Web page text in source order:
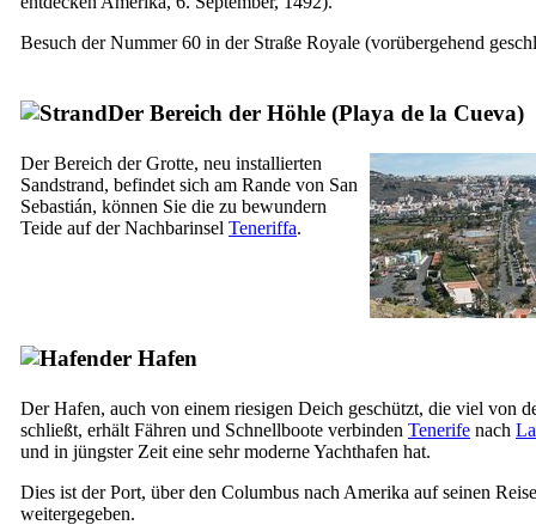
Besuch der Nummer 60 in der Straße Royale (vorübergehend
Der Bereich der Höhle (Playa de la Cueva)
Der Bereich der Grotte, neu installierten
Sandstrand, befindet sich am Rande von San
Sebastián, können Sie die zu bewundern
Teide auf der Nachbarinsel Teneriffa.
der Hafen
Der Hafen, auch von einem riesigen Deich geschützt, die viel von
schließt, erhält Fähren und Schnellboote verbinden Tenerife nach
und in jüngster Zeit eine sehr moderne Yachthafen hat.
Dies ist der Port, über den Columbus nach Amerika auf seinen
weitergegeben.